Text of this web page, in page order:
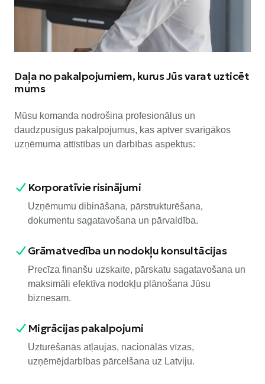
Daļa no pakalpojumiem, kurus Jūs varat uzticēt
mums
Mūsu komanda nodrošina profesionālus un
daudzpusīgus pakalpojumus, kas aptver svarīgākos
uzņēmuma attīstības un darbības aspektus:
Korporatīvie risinājumi
Uzņēmumu dibināšana, pārstrukturēšana,
dokumentu sagatavošana un pārvaldība.
Grāmatvedība un nodokļu konsultācijas
Precīza finanšu uzskaite, pārskatu sagatavošana un
maksimāli efektīva nodokļu plānošana Jūsu
biznesam.
Migrācijas pakalpojumi
Uzturēšanās atļaujas, nacionālās vīzas,
uzņēmējdarbības pārcelšana uz Latviju.